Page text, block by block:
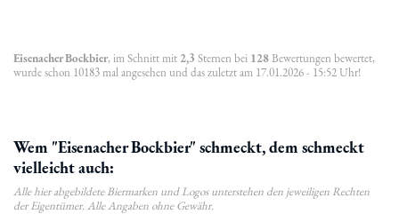
Eisenacher Bockbier, im Schnitt mit 2,3 Sternen bei 128Bewertungen bewertet,
wurde schon 10183 mal angesehen und das zuletzt am 17.01.2026 - 15:52 Uhr!
Wem "Eisenacher Bockbier" schmeckt, dem schmeckt
vielleicht auch:
Alle hier abgebildete Biermarken und Logos unterstehen den jeweiligen Rechten
der Eigentümer. Alle Angaben ohne Gewähr.